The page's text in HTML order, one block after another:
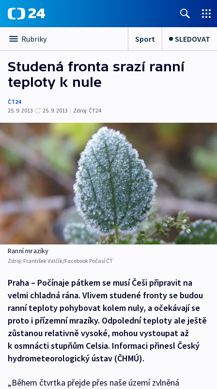
Rubriky Sport SLEDOVAT
Studená fronta srazí ranní
teploty k nule
ČT24
25. 9. 2013
25. 9. 2013 | Zdroj: ČT24
Ranní mrazíky
Zdroj: František Valčík/Facebook Počasí ČT
Praha – Počínaje pátkem se musí Češi připravit na
velmi chladná rána. Vlivem studené fronty se budou
ranní teploty pohybovat kolem nuly, a očekávají se
proto i přízemní mrazíky. Odpolední teploty ale ještě
zůstanou relativně vysoké, mohou vystoupat až
k osmnácti stupňům Celsia. Informaci přinesl Český
hydrometeorologický ústav (ČHMÚ).
„Během čtvrtka přejde přes naše území zvlněná